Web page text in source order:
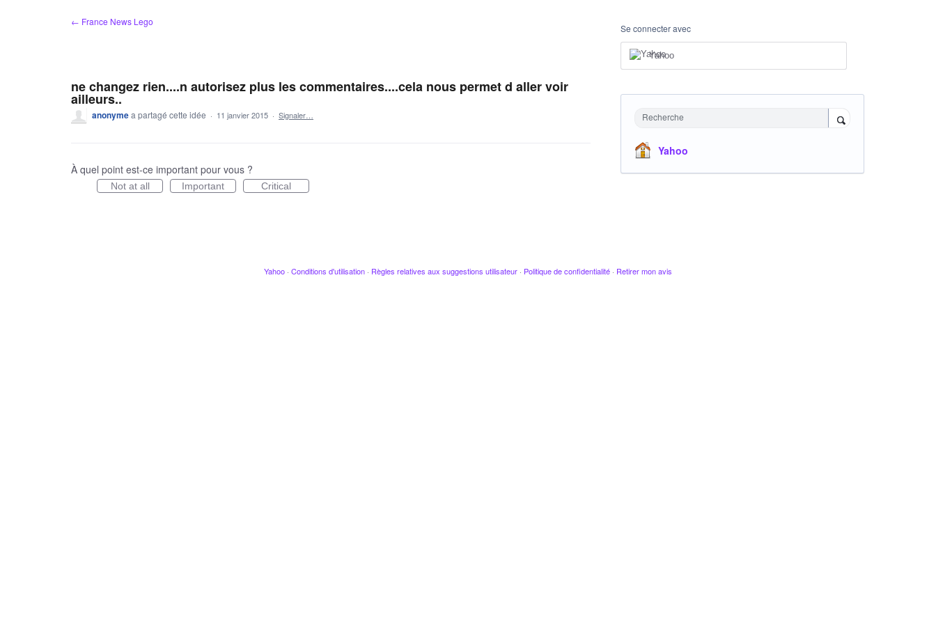
← France News Lego
ne changez rien....n autorisez plus les commentaires....cela nous permet d aller voir
ailleurs..
anonymea partagé cette idée · 11 janvier 2015 · Signaler…
À quel point est-ce important pour vous ?
Not at all Important Critical
Se connecter avec
Yahoo
Recherche
Yahoo
Yahoo · Conditions d'utilisation · Règles relatives aux suggestions utilisateur · Politique de confidentialité · Retirer mon avis